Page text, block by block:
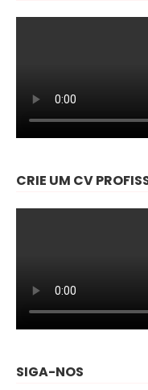
CRIE UM CV
SIGA-NOS